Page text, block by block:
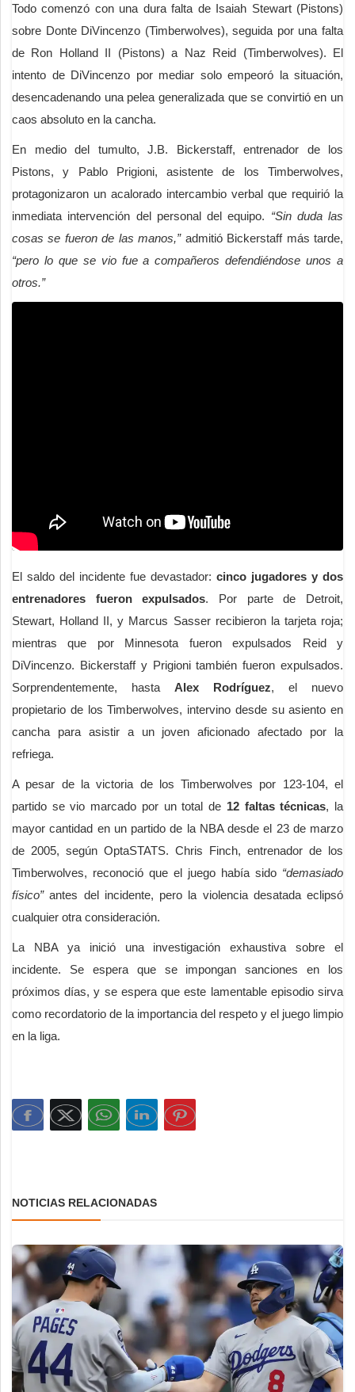
Todo comenzó con una dura falta de Isaiah Stewart (Pistons)
sobre Donte DiVincenzo (Timberwolves), seguida por una falta
de Ron Holland II (Pistons) a Naz Reid (Timberwolves). El
intento de DiVincenzo por mediar solo empeoró la situación,
desencadenando una pelea generalizada que se convirtió en un
caos absoluto en la cancha.
En medio del tumulto, J.B. Bickerstaff, entrenador de los
Pistons, y Pablo Prigioni, asistente de los Timberwolves,
protagonizaron un acalorado intercambio verbal que requirió la
inmediata intervención del personal del equipo. “Sin duda las
cosas se fueron de las manos,”admitió Bickerstaff más tarde,
“pero lo que se vio fue a compañeros defendiéndose unos a
otros.”
El saldo del incidente fue devastador: cinco jugadores y dos
entrenadores fueron expulsados. Por parte de Detroit,
Stewart, Holland II, y Marcus Sasser recibieron la tarjeta roja;
mientras que por Minnesota fueron expulsados Reid y
DiVincenzo. Bickerstaff y Prigioni también fueron expulsados.
Sorprendentemente, hasta Alex Rodríguez, el nuevo
propietario de los Timberwolves, intervino desde su asiento en
cancha para asistir a un joven aficionado afectado por la
refriega.
A pesar de la victoria de los Timberwolves por 123-104, el
partido se vio marcado por un total de 12 faltas técnicas, la
mayor cantidad en un partido de la NBA desde el 23 de marzo
de 2005, según OptaSTATS. Chris Finch, entrenador de los
Timberwolves, reconoció que el juego había sido “demasiado
físico”antes del incidente, pero la violencia desatada eclipsó
cualquier otra consideración.
La NBA ya inició una investigación exhaustiva sobre el
incidente. Se espera que se impongan sanciones en los
próximos días, y se espera que este lamentable episodio sirva
como recordatorio de la importancia del respeto y el juego limpio
en la liga.
NOTICIAS RELACIONADAS